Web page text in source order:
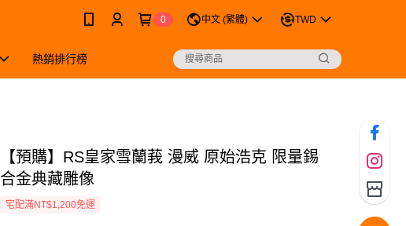
0 中文 (繁體) TWD
熱銷排行榜
【預購】RS皇家雪蘭莪 漫威 原始浩克 限量錫
合金典藏雕像
宅配滿NT$1,200免運